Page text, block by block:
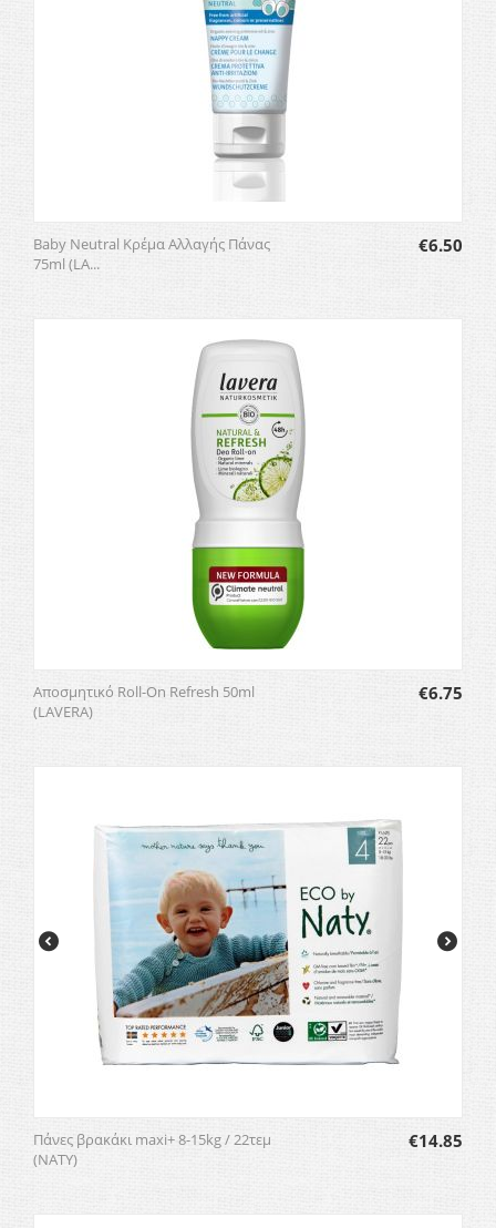
Baby Neutral Κρέμα Αλλαγής Πάνας
75ml (LA...
€6.50
Αποσμητικό Roll-On Refresh 50ml
(LAVERA)
€6.75
Πάνες βρακάκι maxi+ 8-15kg / 22τεμ
(NATY)
€14.85